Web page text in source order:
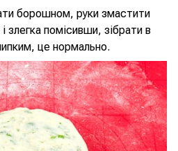
борошном, руки змастити
злегка помісивши, зібрати в
це нормально.